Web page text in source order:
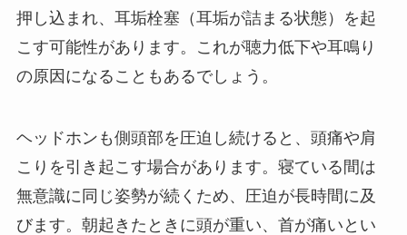
押し込まれ、耳垢栓塞（耳垢が詰まる状態）を起
こす可能性があります。これが聴力低下や耳鳴り
の原因になることもあるでしょう。
ヘッドホンも側頭部を圧迫し続けると、頭痛や肩
こりを引き起こす場合があります。寝ている間は
無意識に同じ姿勢が続くため、圧迫が長時間に及
びます。朝起きたときに頭が重い、首が痛いとい